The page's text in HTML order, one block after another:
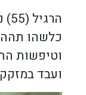
כלשהו תהה
וטיפשות
ועבד